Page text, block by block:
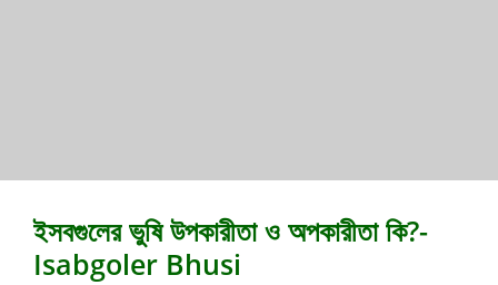
ইসবগুলের ভুষি উপকারীতা ও অপকারীতা কি?-
Isabgoler Bhusi